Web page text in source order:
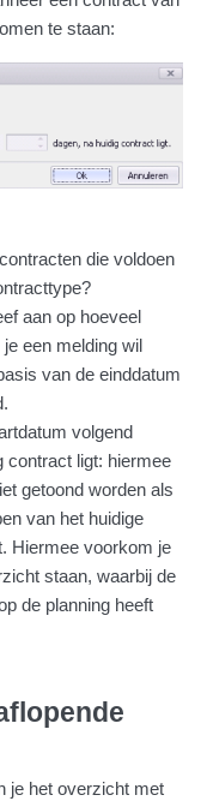
te staan:
die voldoen
aan op hoeveel
een melding wil
van de einddatum
volgend
contract ligt: hiermee
getoond worden als
van het huidige
Hiermee voorkom je
staan, waarbij de
de planning heeft
je het overzicht met